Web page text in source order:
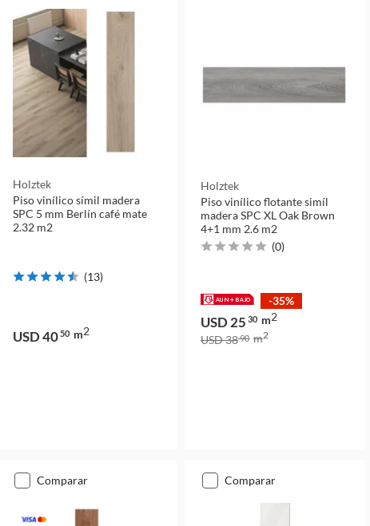
Holztek
Piso vinílico símil madera
SPC 5 mm Berlín café mate
2.32 m2
(13)
USD 4050 m2
Holztek
Piso vinílico flotante simíl
madera SPC XL Oak Brown
4+1 mm 2.6 m2
(0)
-35%
USD 25 30 m2
USD 3890 m2
comparar comparar